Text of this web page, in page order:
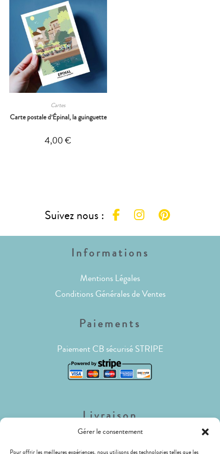
Gérer le consentement
Pour offrir les meilleures expériences, nous utilisons des technologies telles que les
Cartes
Carte postale d’Épinal, la guinguette
4,00€
Suivez nous :
Informations
Mentions Légales
Conditions Générales de Ventes
Paiements
Paiement CB sécurisé STRIPE
Livraison